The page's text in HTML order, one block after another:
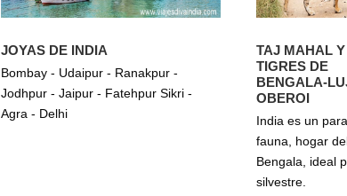
JOYAS DE INDIA
Bombay - Udaipur - Ranakpur -
Jodhpur - Jaipur - Fatehpur Sikri -
Agra - Delhi
TAJ MAHAL Y
TIGRES DE
BENGALA-
OBEROI
India es un
fauna, hogar
Bengala, ideal
silvestre.